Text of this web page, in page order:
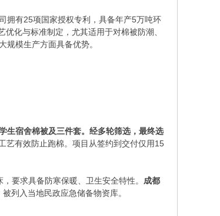
拥有25项国家授权专利，具备年产5万吨环
化与标准制定，尤其适用于对棉被防潮、
模生产方面具备优势。
生宿舍棉被及三件套。经多轮筛选，最终选
艺有效防止跑棉。项目从签约到交付仅用15
，要求具备防寒保暖、卫生安全特性。 成都
列入当地民政应急储备物资库。